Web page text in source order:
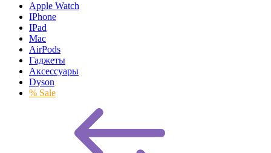
Apple Watch
IPhone
IPad
Mac
AirPods
Гаджеты
Аксессуары
Dyson
% Sale